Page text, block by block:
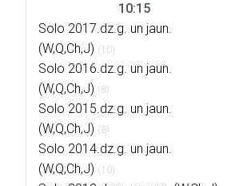
10:15
Solo 2017.dz.g. un jaun.
(W,Q,Ch,J) (10)
Solo 2016.dz.g. un jaun.
(W,Q,Ch,J) (8)
Solo 2015.dz.g. un jaun.
(W,Q,Ch,J) (8)
Solo 2014.dz.g. un jaun.
(W,Q,Ch,J) (10)